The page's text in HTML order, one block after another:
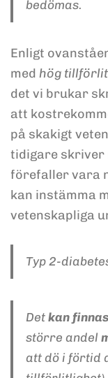
bedömas.
Enligt
med hög
det vi brukar
att
på skakigt
tidigare skriver
förefaller vara
kan instämma
vetenskapliga
Typ 2-
Det kan finnas
större andel
att dö i förtid